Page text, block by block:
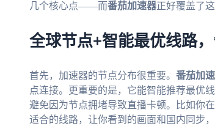
几个核心点——而番茄加速器正好覆盖了这
全球节点+智能最优线路
首先，加速器的节点分布很重要。 番茄加
点连接。更重要的是，它能智能推荐最优
避免因为节点拥堵导致直播卡顿。比如你
适合的线路，让你看到的画面和国内同步